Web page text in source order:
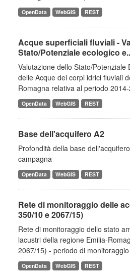
OpenData WebGIS REST
Acque superficiali fluviali -
Stato/Potenziale ecologico
Valutazione dello Stato/Potenziale
delle Acque dei corpi idrici fluviali
Romagna relativa al periodo
OpenData WebGIS REST
Base dell'acquifero A2
Profondità della base
campagna
OpenData WebGIS REST
Rete di monitoraggio delle
350/10 e 2067/15)
Rete di monitoraggio dello stato
lacustri della regione Emilia-
2067/15) - periodo di
OpenData WebGIS REST